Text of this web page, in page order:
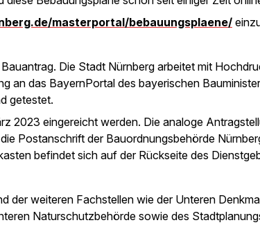
masterportal/bebauungsplaene/
Die Stadt Nürnberg arbeitet mit
an das BayernPortal des bayerischen
getestet.
2023 eingereicht werden. Die analoge
Postanschrift der Bauordnungsbehörde
befindet sich auf der Rückseite des
der weiteren Fachstellen wie der Unteren
Naturschutzbehörde sowie des